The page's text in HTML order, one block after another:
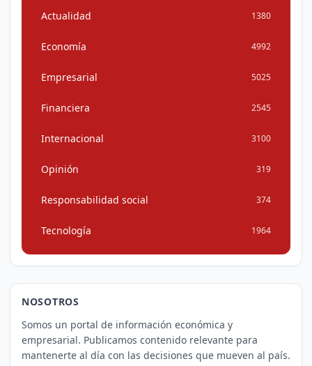
Actualidad 1380
Economía 4992
Empresarial 5025
Financiera 2545
Internacional 3100
Opinión 319
Responsabilidad social 374
Tecnología 1964
NOSOTROS
Somos un portal de información económica y
empresarial. Publicamos contenido relevante para
mantenerte al día con las decisiones que mueven al país.